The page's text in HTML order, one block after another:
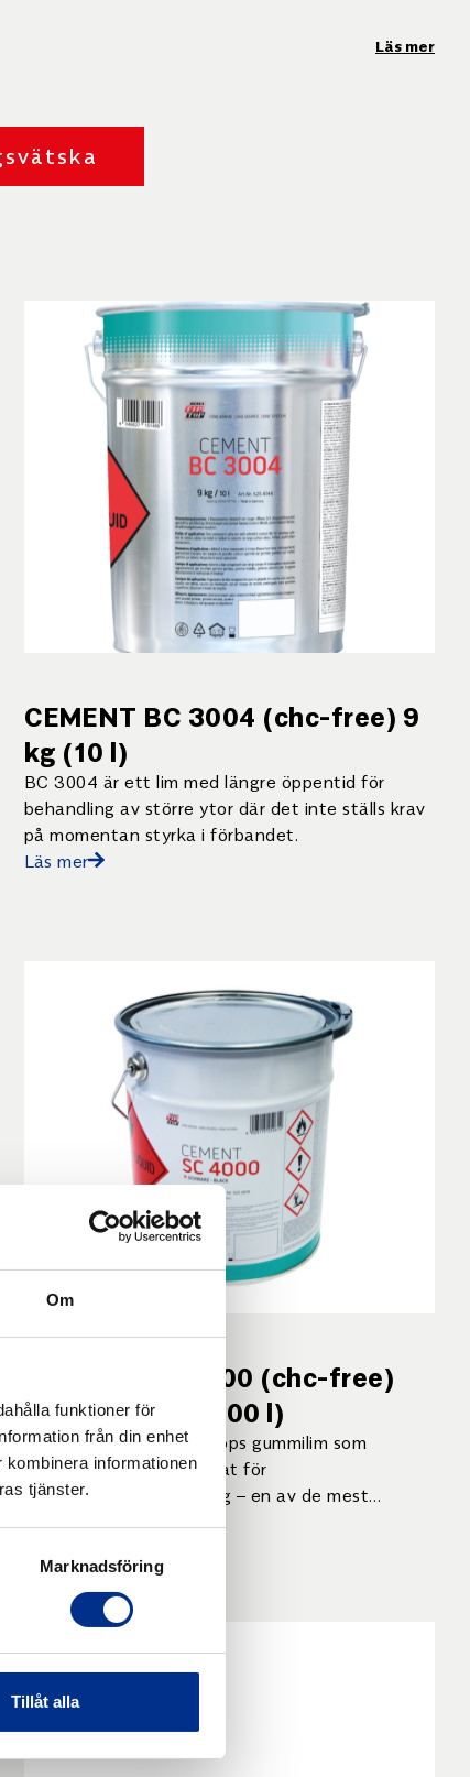
Om
funktioner för
från din enhet
informationen
tjänster.
Marknadsföring
Tillåt alla
att du får maximal vidhäftning för
Läs mer
CEMENT BC 3004 (chc-free) 9
kg (10 l)
BC 3004 är ett lim med längre öppentid för
behandling av större ytor där det inte ställs krav
på momentan styrka i förbandet.
Läs mer
CEMENT SC 4000 (chc-free)
black. 190 kg (200 l)
SC 4000 är Rema Tip Tops gummilim som
ursprungligen är utvecklat för
transportbandsskarvning – en av de mest